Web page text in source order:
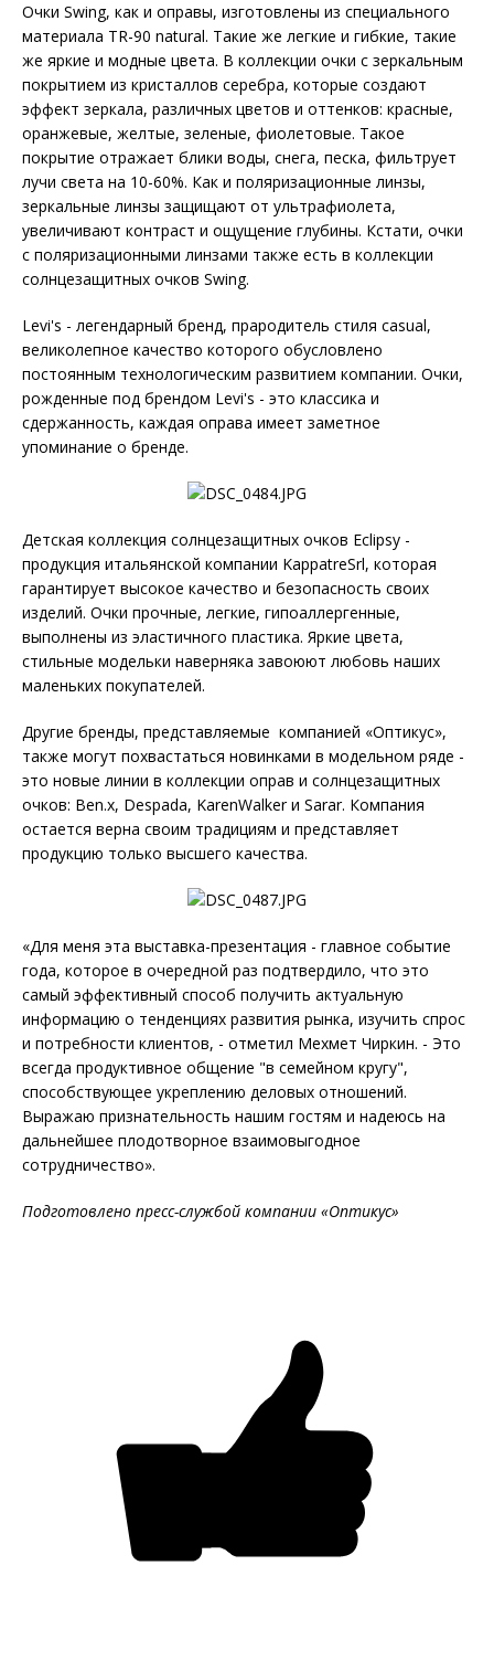
Очки Swing, как и оправы, изготовлены из специального
материала TR-90 natural. Такие же легкие и гибкие, такие
же яркие и модные цвета. В коллекции очки с зеркальным
покрытием из кристаллов серебра, которые создают
эффект зеркала, различных цветов и оттенков: красные,
оранжевые, желтые, зеленые, фиолетовые. Такое
покрытие отражает блики воды, снега, песка, фильтрует
лучи света на 10-60%. Как и поляризационные линзы,
зеркальные линзы защищают от ультрафиолета,
увеличивают контраст и ощущение глубины. Кстати, очки
с поляризационными линзами также есть в коллекции
солнцезащитных очков Swing.
Levi's - легендарный бренд, прародитель стиля casual,
великолепное качество которого обусловлено
постоянным технологическим развитием компании. Очки,
рожденные под брендом Levi's - это классика и
сдержанность, каждая оправа имеет заметное
упоминание о бренде.
Детская коллекция солнцезащитных очков Eclipsy -
продукция итальянской компании KappatreSrl, которая
гарантирует высокое качество и безопасность своих
изделий. Очки прочные, легкие, гипоаллергенные,
выполнены из эластичного пластика. Яркие цвета,
стильные модельки наверняка завоюют любовь наших
маленьких покупателей.
Другие бренды, представляемые компанией «Оптикус»,
также могут похвастаться новинками в модельном ряде -
это новые линии в коллекции оправ и солнцезащитных
очков: Ben.x, Despada, KarenWalker и Sarar. Компания
остается верна своим традициям и представляет
продукцию только высшего качества.
«Для меня эта выставка-презентация - главное событие
года, которое в очередной раз подтвердило, что это
самый эффективный способ получить актуальную
информацию о тенденциях развития рынка, изучить спрос
и потребности клиентов, - отметил Мехмет Чиркин. - Это
всегда продуктивное общение "в семейном кругу",
способствующее укреплению деловых отношений.
Выражаю признательность нашим гостям и надеюсь на
дальнейшее плодотворное взаимовыгодное
сотрудничество».
Подготовлено пресс-службой компании «Оптикус»